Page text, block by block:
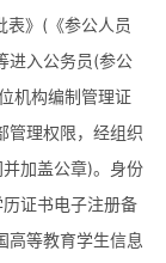
表》(《参公人员
进入公务员(参公
机构编制管理证
管理权限，经组织
加盖公章)。身份
证书电子注册备
高等教育学生信息